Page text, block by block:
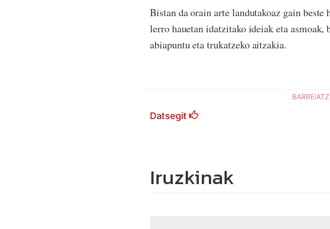
Bistan da orain arte landutakoaz gain
lerro hauetan idatzitako ideiak eta asmoak,
abiapuntu eta trukatzeko aitzakia.
Datsegit
Iruzkinak